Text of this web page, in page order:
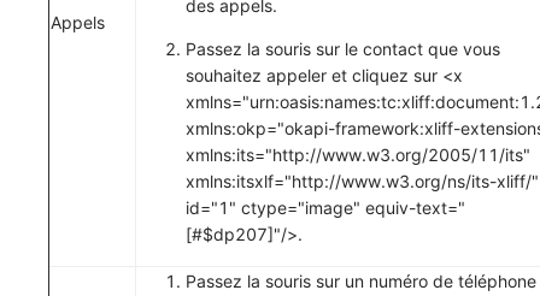
Appels
des appels.
Passez la souris sur le contact que vous
souhaitez appeler et cliquez sur <x
xmlns:okp="okapi-framework:xliff-
xmlns:its="http://www.w3.org/2005/11/its"
xmlns:itsxlf="http://www.w3.org/ns/its-xliff/"
id="1" ctype="image" equiv-text="
[#$dp207]"/>.
Passez la souris sur un numéro de téléphone